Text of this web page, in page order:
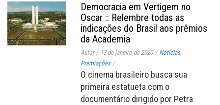
Democracia em Vertigem no
Oscar :: Relembre todas as
indicações do Brasil aos prêmios
da Academia
Autor/ 13 de janeiro de 2020 / Notícias,
Premiações /
O cinema brasileiro busca sua
primeira estatueta com o
documentário dirigido por Petra